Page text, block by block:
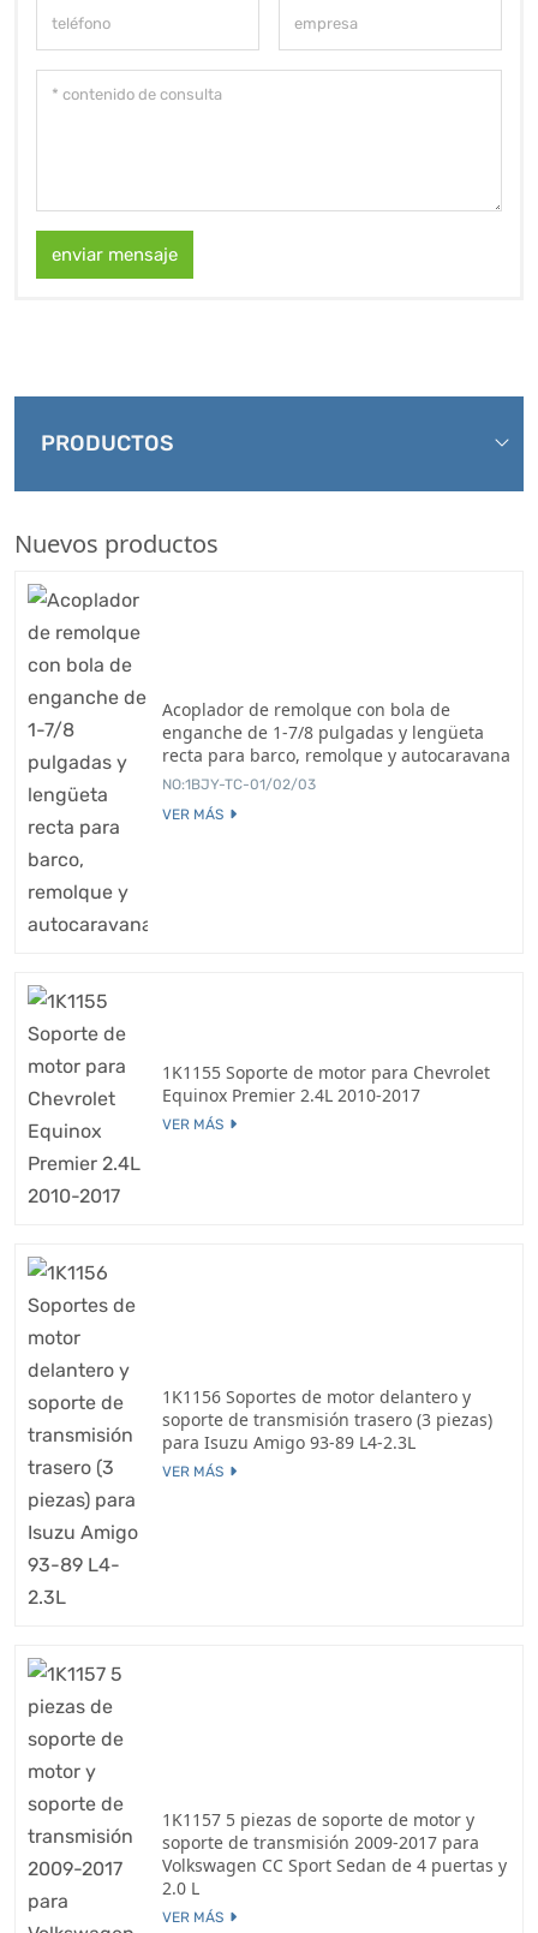
enviar mensaje
PRODUCTOS
Nuevos productos
Acoplador de remolque con bola de
enganche de 1-7/8 pulgadas y lengüeta
recta para barco, remolque y autocaravana
NO:1BJY-TC-01/02/03
VER MÁS
1K1155 Soporte de motor para Chevrolet
Equinox Premier 2.4L 2010-2017
VER MÁS
1K1156 Soportes de motor delantero y
soporte de transmisión trasero (3 piezas)
para Isuzu Amigo 93-89 L4-2.3L
VER MÁS
1K1157 5 piezas de soporte de motor y
soporte de transmisión 2009-2017 para
Volkswagen CC Sport Sedan de 4 puertas y
2.0 L
VER MÁS